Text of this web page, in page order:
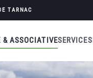
TARNAC
& ASSOCIATIVESERVICES